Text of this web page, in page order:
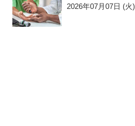
2026年07月07日 (火)